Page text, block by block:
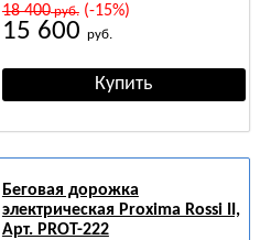
18 400руб.(-15%)
15 600 руб.
Беговая дорожка
электрическая Proxima Rossi II,
Арт. PROT-222